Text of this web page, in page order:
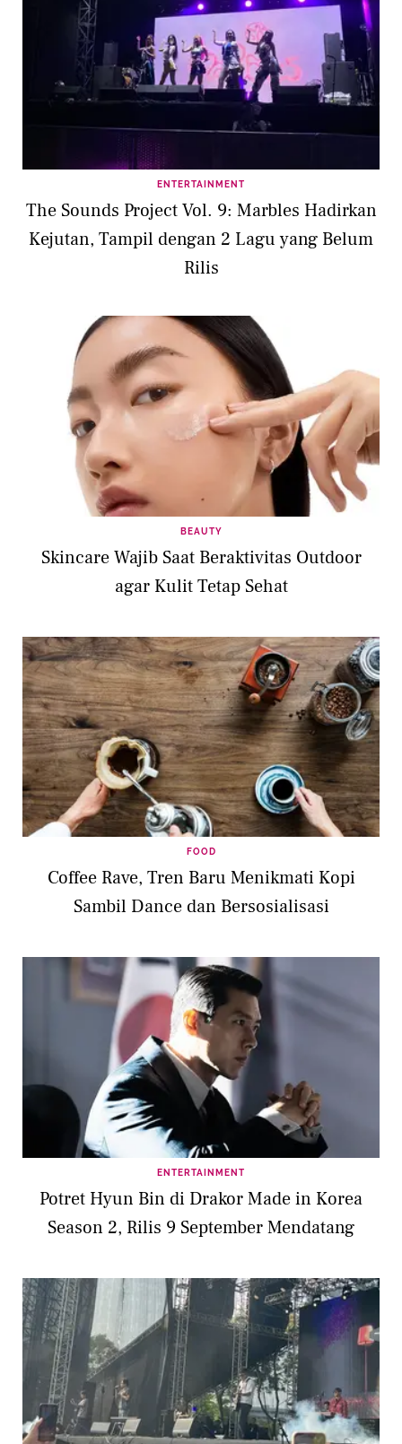
ENTERTAINMENT
The Sounds Project Vol. 9: Marbles Hadirkan
Kejutan, Tampil dengan 2 Lagu yang Belum
Rilis
BEAUTY
Skincare Wajib Saat Beraktivitas Outdoor
agar Kulit Tetap Sehat
FOOD
Coffee Rave, Tren Baru Menikmati Kopi
Sambil Dance dan Bersosialisasi
ENTERTAINMENT
Potret Hyun Bin di Drakor Made in Korea
Season 2, Rilis 9 September Mendatang